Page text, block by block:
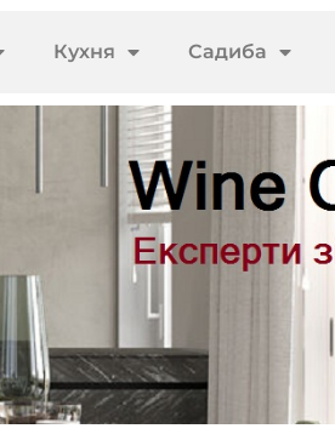
Кухня Садиба